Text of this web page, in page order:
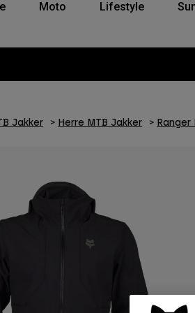
Moto Lifestyle
Jakker Herre MTB Jakker